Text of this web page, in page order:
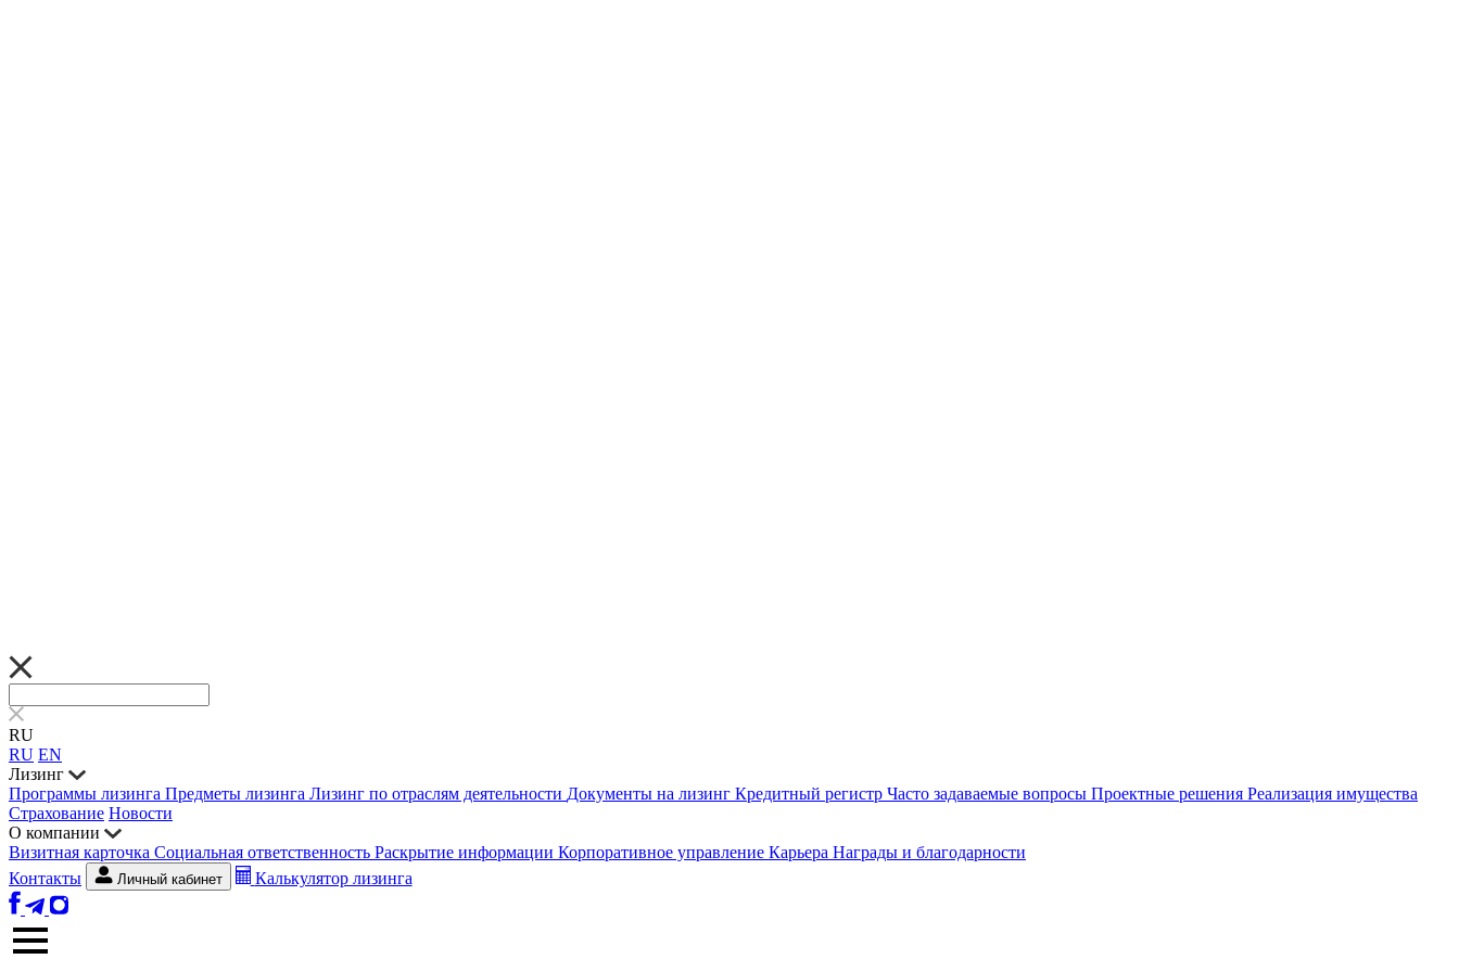
RU
RU EN
Лизинг
Программы лизинга Предметы лизинга Лизинг по отраслям деятельности Документы на лизинг Кредитный регистр Часто задаваемые вопросы Проектные решения Реализация имущества
Страхование Новости
О компании
Визитная карточка Социальная ответственность Раскрытие информации Корпоративное управление Карьера Награды и благодарности
Контакты
Личный кабинет Калькулятор лизинга